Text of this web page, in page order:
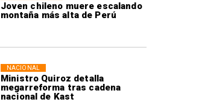
Joven chileno muere escalando
montaña más alta de Perú
Ministro Quiroz detalla
megarreforma tras cadena
nacional de Kast
NACIONAL